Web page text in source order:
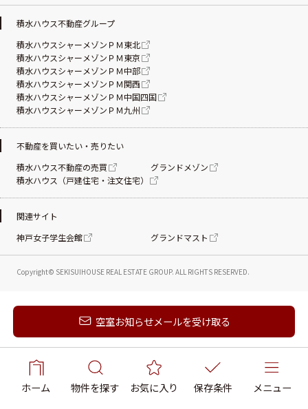
新着メールを受け取る
ホーム 物件を探す お気に入り 保存条件 メニュー
空室お知らせメールを受け取る
Copyright© SEKISUIHOUSE REAL ESTATE GROUP. ALL RIGHTS RESERVED.
積水ハウス不動産グループ
積水ハウスシャーメゾンＰＭ東北
積水ハウスシャーメゾンＰＭ東京
積水ハウスシャーメゾンＰＭ中部
積水ハウスシャーメゾンＰＭ関西
積水ハウスシャーメゾンＰＭ中国四国
積水ハウスシャーメゾンＰＭ九州
不動産を買いたい・売りたい
積水ハウス不動産の売買
グランドメゾン
積水ハウス（戸建住宅・注文住宅）
関連サイト
神戸女子学生会館
グランドマスト